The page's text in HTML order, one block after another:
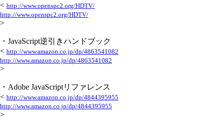
< http://www.openspc2.org/HDTV/
http://www.openspc2.org/HDTV/
>
・JavaScript逆引きハンドブック
< http://www.amazon.co.jp/dp/4863541082
http://www.amazon.co.jp/dp/4863541082
>
・Adobe JavaScriptリファレンス
< http://www.amazon.co.jp/dp/4844395955
http://www.amazon.co.jp/dp/4844395955
>